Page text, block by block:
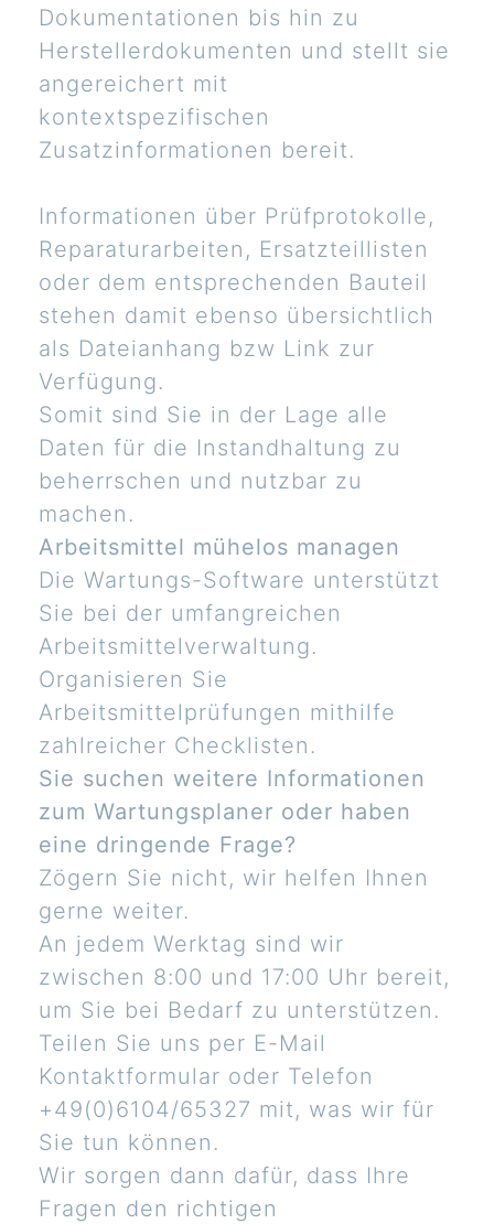
Dokumentationen bis hin zu
Herstellerdokumenten und stellt sie
angereichert mit
kontextspezifischen
Zusatzinformationen bereit.
Informationen über Prüfprotokolle,
Reparaturarbeiten, Ersatzteillisten
oder dem entsprechenden Bauteil
stehen damit ebenso übersichtlich
als Dateianhang bzw Link zur
Verfügung.
Somit sind Sie in der Lage alle
Daten für die Instandhaltung zu
beherrschen und nutzbar zu
machen.
Arbeitsmittel mühelos managen
Die Wartungs-Software unterstützt
Sie bei der umfangreichen
Arbeitsmittelverwaltung.
Organisieren Sie
Arbeitsmittelprüfungen mithilfe
zahlreicher Checklisten.
Sie suchen weitere Informationen
zum Wartungsplaner oder haben
eine dringende Frage?
Zögern Sie nicht, wir helfen Ihnen
gerne weiter.
An jedem Werktag sind wir
zwischen 8:00 und 17:00 Uhr bereit,
um Sie bei Bedarf zu unterstützen.
Teilen Sie uns per E-Mail
Kontaktformular oder Telefon
+49(0)6104/65327 mit, was wir für
Sie tun können.
Wir sorgen dann dafür, dass Ihre
Fragen den richtigen